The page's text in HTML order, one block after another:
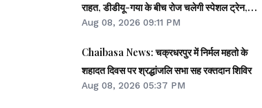
राहत, डीडीयू-गया के बीच रोज चलेगी स्पेशल ट्रेन,
जसीडीह तक कनेक्टिविटी
Aug 08, 2026 09:11 PM
Chaibasa News: चक्रधरपुर में निर्मल महतो के
शहादत दिवस पर श्रद्धांजलि सभा सह रक्तदान शिविर
Aug 08, 2026 05:37 PM